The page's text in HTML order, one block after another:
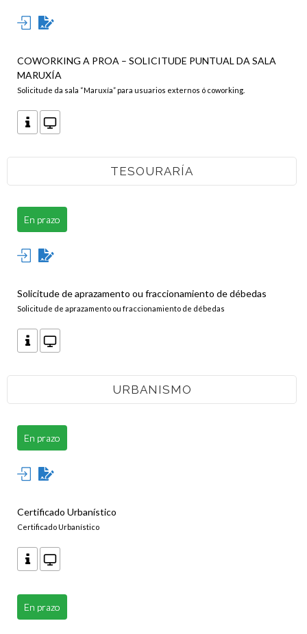
COWORKING A PROA – SOLICITUDE PUNTUAL DA SALA
MARUXÍA
Solicitude da sala “Maruxía” para usuarios externos ó coworking.
TESOURARÍA
En prazo
Solicitude de aprazamento ou fraccionamiento de débedas
Solicitude de aprazamento ou fraccionamiento de débedas
URBANISMO
En prazo
Certificado Urbanístico
Certificado Urbanístico
En prazo